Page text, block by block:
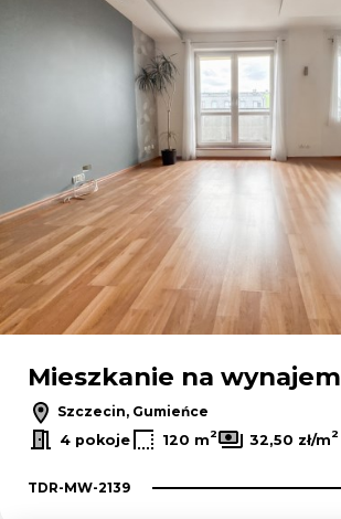
Mieszkanie na wynajem
Szczecin, Gumieńce
4 pokoje
120 m2 32,50 zł/m2
TDR-MW-2139